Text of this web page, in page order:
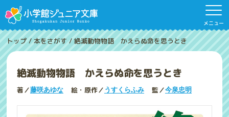
メニュー
トップ /本をさがす /絶滅動物物語 かえらぬ命を思うとき
絶滅動物物語 かえらぬ命を思うとき
著／藤咲あゆな 絵・原作／ うすくらふみ 監／今泉忠明